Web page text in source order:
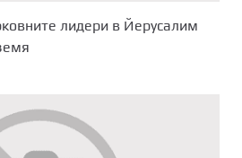
лидери в Йерусалим